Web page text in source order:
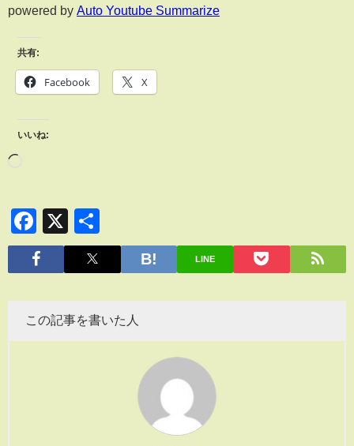
powered by Auto Youtube Summarize
共有:
Facebook X
いいね:
Facebook
X
有
LINE
この記事を書いた人